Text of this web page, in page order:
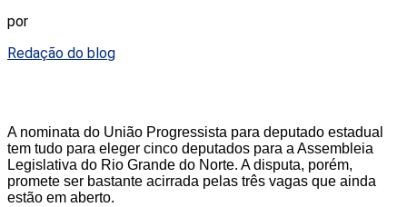
por
Redação do blog
A nominata do União Progressista para deputado estadual
tem tudo para eleger cinco deputados para a Assembleia
Legislativa do Rio Grande do Norte. A disputa, porém,
promete ser bastante acirrada pelas três vagas que ainda
estão em aberto.